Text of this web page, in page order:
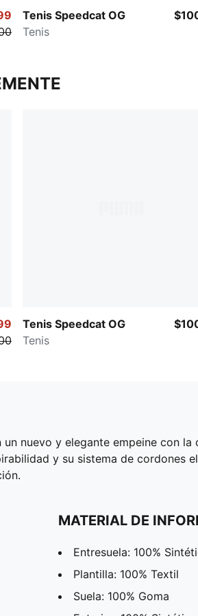
Tenis Speedcat OG
Tenis
Tenis Speedcat OG
Tenis
nuevo y elegante empeine con
y su sistema de cordones
MATERIAL DE
Entresuela: 100%
Plantilla: 100% Textil
Suela: 100% Goma